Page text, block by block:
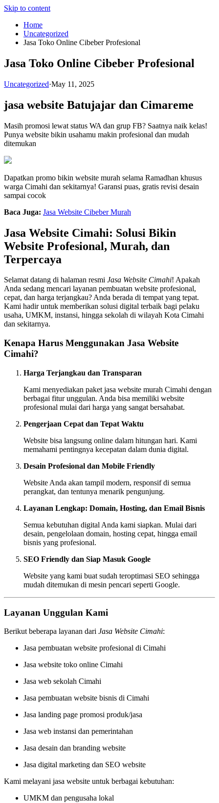
Skip to content
Home
Uncategorized
Jasa Toko Online Cibeber Profesional
Jasa Toko Online Cibeber Profesional
Uncategorized·May 11, 2025
jasa website Batujajar dan Cimareme
Masih promosi lewat status WA dan grup FB? Saatnya naik kelas!
Punya website bikin usahamu makin profesional dan mudah
ditemukan
Dapatkan promo bikin website murah selama Ramadhan khusus
warga Cimahi dan sekitarnya! Garansi puas, gratis revisi desain
sampai cocok
Baca Juga: Jasa Website Cibeber Murah
Jasa Website Cimahi: Solusi Bikin
Website Profesional, Murah, dan
Terpercaya
Selamat datang di halaman resmi Jasa Website Cimahi! Apakah
Anda sedang mencari layanan pembuatan website profesional,
cepat, dan harga terjangkau? Anda berada di tempat yang tepat.
Kami hadir untuk memberikan solusi digital terbaik bagi pelaku
usaha, UMKM, instansi, hingga sekolah di wilayah Kota Cimahi
dan sekitarnya.
Kenapa Harus Menggunakan Jasa Website
Cimahi?
Harga Terjangkau dan Transparan
Kami menyediakan paket jasa website murah Cimahi dengan
berbagai fitur unggulan. Anda bisa memiliki website
profesional mulai dari harga yang sangat bersahabat.
Pengerjaan Cepat dan Tepat Waktu
Website bisa langsung online dalam hitungan hari. Kami
memahami pentingnya kecepatan dalam dunia digital.
Desain Profesional dan Mobile Friendly
Website Anda akan tampil modern, responsif di semua
perangkat, dan tentunya menarik pengunjung.
Layanan Lengkap: Domain, Hosting, dan Email Bisnis
Semua kebutuhan digital Anda kami siapkan. Mulai dari
desain, pengelolaan domain, hosting cepat, hingga email
bisnis yang profesional.
SEO Friendly dan Siap Masuk Google
Website yang kami buat sudah teroptimasi SEO sehingga
mudah ditemukan di mesin pencari seperti Google.
Layanan Unggulan Kami
Berikut beberapa layanan dari Jasa Website Cimahi:
Jasa pembuatan website profesional di Cimahi
Jasa website toko online Cimahi
Jasa web sekolah Cimahi
Jasa pembuatan website bisnis di Cimahi
Jasa landing page promosi produk/jasa
Jasa web instansi dan pemerintahan
Jasa desain dan branding website
Jasa digital marketing dan SEO website
Kami melayani jasa website untuk berbagai kebutuhan:
UMKM dan pengusaha lokal